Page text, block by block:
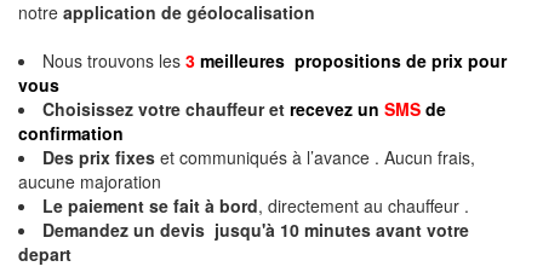
notre application de géolocalisation
Nous trouvons les 3 meilleures propositions de prix pour
vous
Choisissez votre chauffeur et recevez un SMS de
confirmation
Des prix fixes et communiqués à l’avance . Aucun frais,
aucune majoration
Le paiement se fait à bord, directement au chauffeur .
Demandez un devis jusqu'à 10 minutes avant votre
depart